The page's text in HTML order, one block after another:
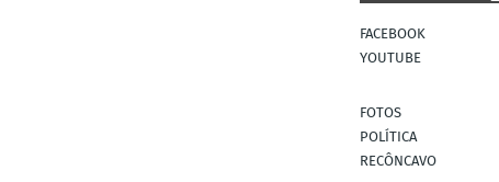
FACEBOOK
YOUTUBE
FOTOS
POLÍTICA
RECÔNCAVO